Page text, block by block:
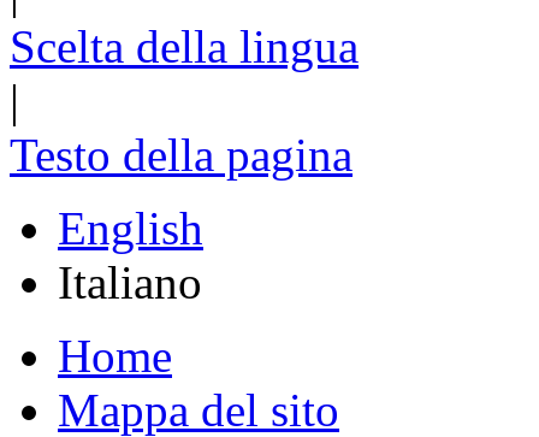
Scelta della lingua
|
Testo della pagina
English
Italiano
Home
Mappa del sito